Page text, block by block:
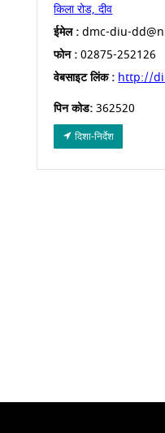
किला रोड, दीव
ईमेल :dmc-diu-
फोन :02875-252126
वेबसाइट लिंक : http://
पिन कोड:362520
दिशा-निर्देश